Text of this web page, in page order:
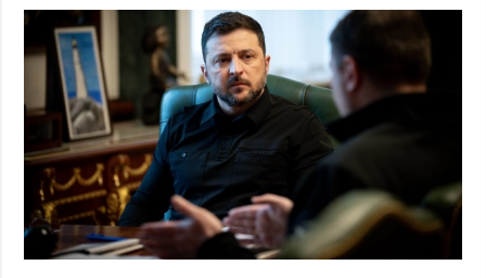
Politik
Wirtschaft
Militär
Gesellschaft und
Kultur
Sport
Kriminalität
Notstand und
Politik zur
Vertraulichkeit
und zum Schutz
personenbezogener
Daten